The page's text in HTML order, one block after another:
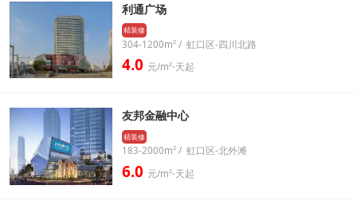
利通广场
精装修
304-1200m² / 虹口区-四川北路
4.0 元/m²⋅天起
友邦金融中心
精装修
183-2000m² / 虹口区-北外滩
6.0 元/m²⋅天起